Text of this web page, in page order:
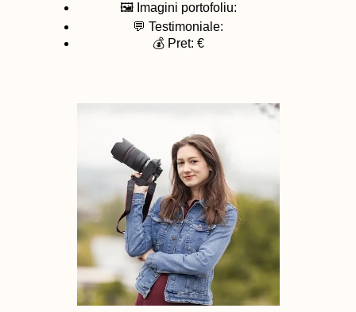
🖼️ Imagini portofoliu:
💬 Testimoniale:
💰 Pret: €